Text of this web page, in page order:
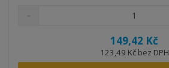
149,42 Kč
123,49 Kč bez DPH